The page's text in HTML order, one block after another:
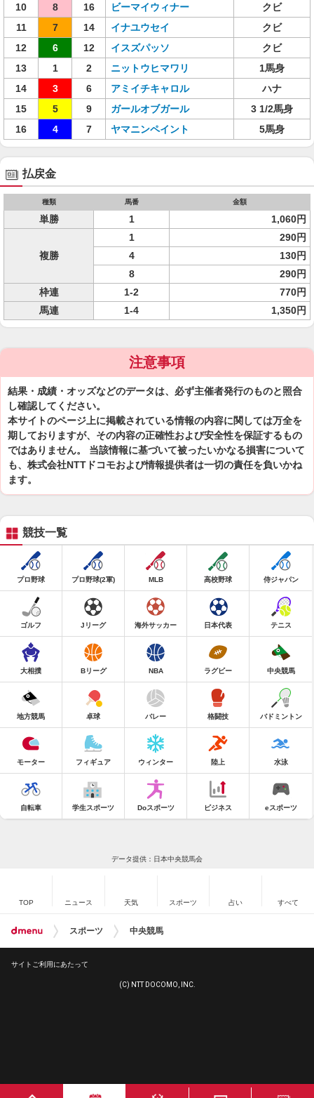
10
8 16 ビーマイウィナー
クビ
11
7 14 イナユウセイ
クビ
12
6 12 イスズパッソ
クビ
13
1 2 ニットウヒマワリ
1馬身
14
3 6 アミイチキャロル
ハナ
15
5 9 ガールオブガール
3 1/2馬身
16
4 7 ヤマニンペイント 5馬身
払戻金
種類 馬番 金額
単勝 1 1,060円
複勝
1
290円
4
130円
8
290円
枠連
1-2
770円
馬連
1-4 1,350円
注意事項
結果・成績・オッズなどのデータは、必ず主催者発行のものと照合
し確認してください。
本サイトのページ上に掲載されている情報の内容に関しては万全を
期しておりますが、その内容の正確性および安全性を保証するもの
ではありません。 当該情報に基づいて被ったいかなる損害について
も、株式会社NTTドコモおよび情報提供者は一切の責任を負いかね
ます。
競技一覧
プロ野球 プロ野球(2軍) MLB 高校野球 侍ジャパン
ゴルフ Jリーグ 海外サッカー 日本代表 テニス
大相撲 Bリーグ NBA ラグビー 中央競馬
地方競馬 卓球 バレー 格闘技 バドミントン
モーター フィギュア ウィンター 陸上 水泳
自転車 学生スポーツ Doスポーツ ビジネス eスポーツ
データ提供：日本中央競馬会
TOP ニュース 天気 スポーツ 占い すべて
スポーツ 中央競馬
サイトご利用にあたって
(C) NTT DOCOMO, INC.